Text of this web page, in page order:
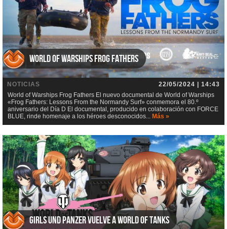
World of Warships Frog Fathers
NOTICIAS
22/05/2024 | 14:43
World of Warships Frog Fathers El nuevo documental de World of Warships
«Frog Fathers: Lessons From the Normandy Surf» conmemora el 80.º
aniversario del Día D El documental, producido en colaboración con FORCE
BLUE, rinde homenaje a los héroes desconocidos... Más »
Girls und Panzer vuelve a World of Tanks